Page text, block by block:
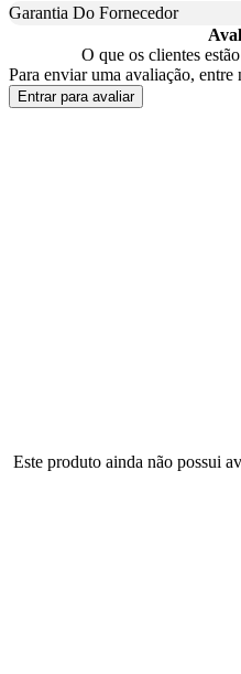
Garantia Do Fornecedor
O que os clientes
Para enviar uma avaliação, entre
Entrar para avaliar
Este produto ainda não possui